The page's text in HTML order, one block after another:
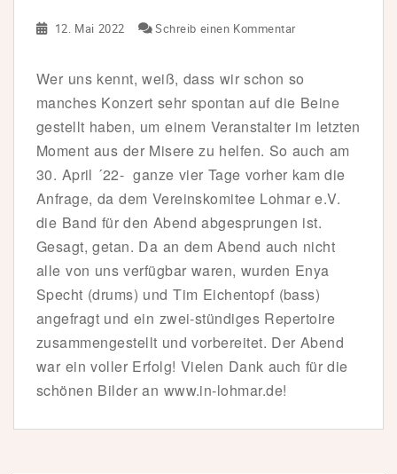
12. Mai 2022 Schreib einen Kommentar
Wer uns kennt, weiß, dass wir schon so
manches Konzert sehr spontan auf die Beine
gestellt haben, um einem Veranstalter im letzten
Moment aus der Misere zu helfen. So auch am
30. April ´22- ganze vier Tage vorher kam die
Anfrage, da dem Vereinskomitee Lohmar e.V.
die Band für den Abend abgesprungen ist.
Gesagt, getan. Da an dem Abend auch nicht
alle von uns verfügbar waren, wurden Enya
Specht (drums) und Tim Eichentopf (bass)
angefragt und ein zwei-stündiges Repertoire
zusammengestellt und vorbereitet. Der Abend
war ein voller Erfolg! Vielen Dank auch für die
schönen Bilder an www.in-lohmar.de!